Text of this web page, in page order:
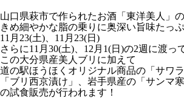
山口県萩市で作られたお酒「東洋美人」
きめ細やかな脂の乗りに奥深い旨味たっ
11月23(土)、11月23(日)
さらに11月30(土)、12月1(日)の2週に渡っ
この大分県産美人ブリに加えて
道の駅ほうほくオリジナル商品の「サワ
「ブリ西京漬け」、岩手県産の「サンマ寒
の試食販売が行われます！